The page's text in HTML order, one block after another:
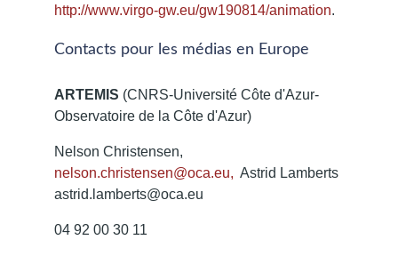
http://www.virgo-gw.eu/gw190814/animation.
Contacts pour les médias en Europe
ARTEMIS (CNRS-Université Côte d'Azur-
Observatoire de la Côte d'Azur)
Nelson Christensen,
nelson.christensen@oca.eu, Astrid Lamberts
astrid.lamberts@oca.eu
04 92 00 30 11